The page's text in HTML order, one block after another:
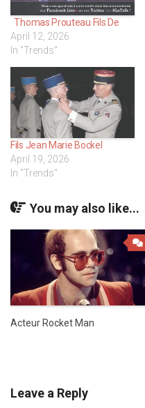
Thomas Prouteau Fils De
April 12, 2026
In "Trends"
Fils Jean Marie Bockel
April 19, 2026
In "Trends"
You may also like...
Acteur Rocket Man
Leave a Reply